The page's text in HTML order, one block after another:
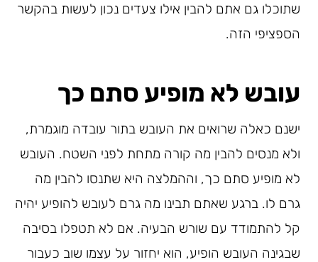
שתוכלו גם אתם להבין אילו צעדים נכון לעשות בהקשר
הספציפי הזה.
עובש לא מופיע סתם כך
ישנם כאלה שרואים את העובש בתור עובדה מוגמרת,
ולא מנסים להבין מה קורה מתחת לפני השטח. העובש
לא מופיע סתם כך, וההמלצה היא שתנסו להבין מה
גרם לו. ברגע שאתם תבינו מה גרם לעובש להופיע יהיה
קל להתמודד עם שורש הבעיה. אם לא תטפלו בסיבה
שבגינה העובש הופיע, הוא יחזור על עצמו שוב כעבור